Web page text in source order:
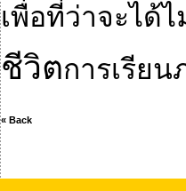
เพื่อที่ว่าจะได้
ชีวิตการเรียน
« Back